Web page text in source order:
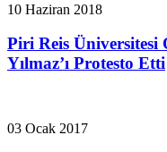
10 Haziran 2018
Piri Reis Üniversitesi
Yılmaz’ı Protesto Etti
03 Ocak 2017